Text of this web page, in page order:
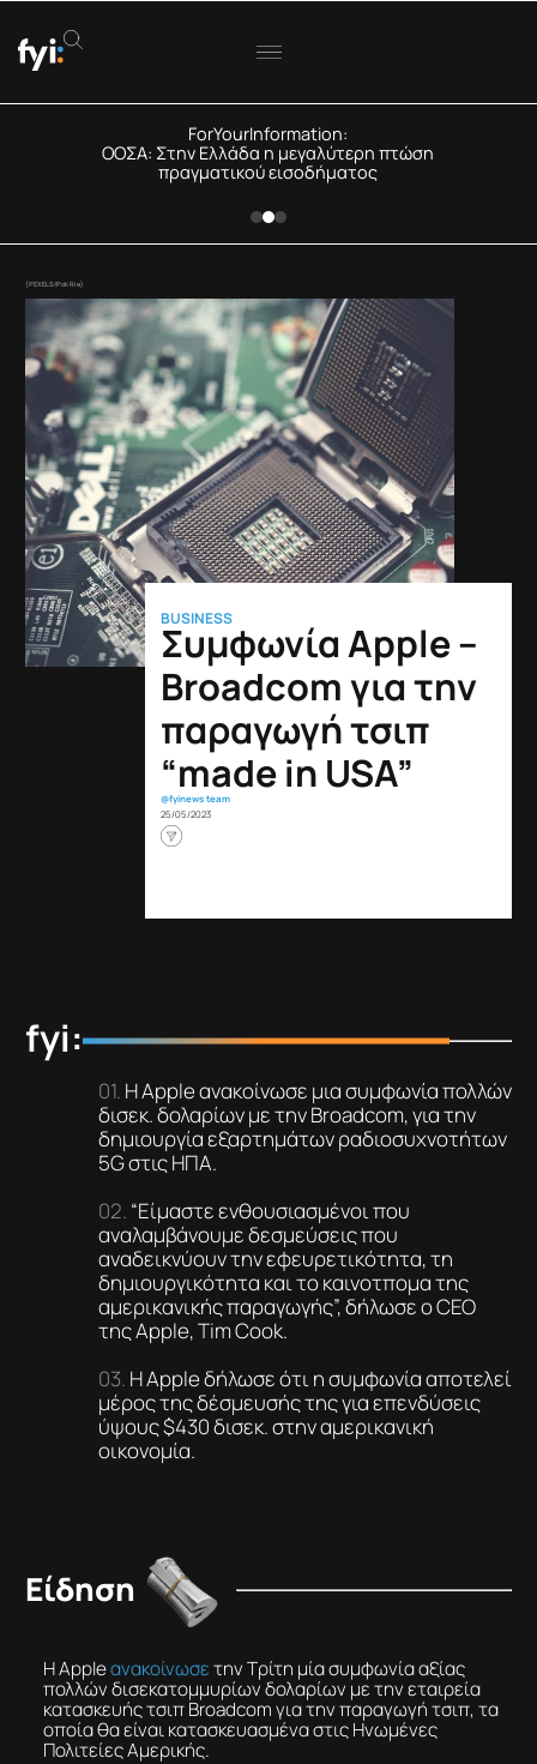
ForYourInformation:
ΟΟΣΑ: Στην Ελλάδα η μεγαλύτερη πτώση
πραγματικού εισοδήματος
(PEXELS/Pok Rie)
BUSINESS
Συμφωνία Apple –
Broadcom για την
παραγωγή τσιπ
“made in USA”
@fyinews team
25/05/2023
fyi:
Η Apple ανακοίνωσε μια συμφωνία πολλών
δισεκ. δολαρίων με την Broadcom, για την
δημιουργία εξαρτημάτων ραδιοσυχνοτήτων
5G στις ΗΠΑ.
“Είμαστε ενθουσιασμένοι που
αναλαμβάνουμε δεσμεύσεις που
αναδεικνύουν την εφευρετικότητα, τη
δημιουργικότητα και το καινοτπομα της
αμερικανικής παραγωγής”, δήλωσε ο CEO
της Apple, Tim Cook.
Η Apple δήλωσε ότι η συμφωνία αποτελεί
μέρος της δέσμευσής της για επενδύσεις
ύψους $430 δισεκ. στην αμερικανική
οικονομία.
Είδηση
Η Appleανακοίνωσετην Τρίτη μία συμφωνία αξίας
πολλών δισεκατομμυρίων δολαρίων με την εταιρεία
κατασκευής τσιπ Broadcom για την παραγωγή τσιπ, τα
οποία θα είναι κατασκευασμένα στις Ηνωμένες
Πολιτείες Αμερικής.